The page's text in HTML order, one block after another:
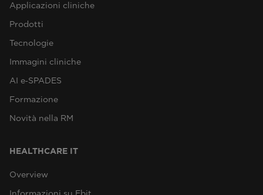
Applicazioni cliniche
Prodotti
Tecnologie
Immagini cliniche
AI e‑SPADES
Formazione
Novità nella RM
HEALTHCARE IT
Overview